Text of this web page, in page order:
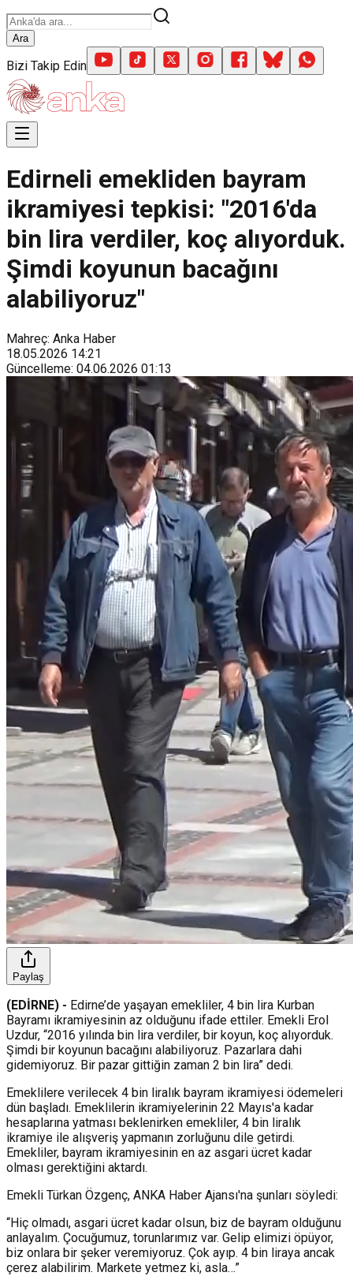
Ara
Bizi Takip Edin
Edirneli emekliden bayram
ikramiyesi tepkisi: "2016'da
bin lira verdiler, koç alıyorduk.
Şimdi koyunun bacağını
alabiliyoruz"
Mahreç: Anka Haber
18.05.2026 14:21
Güncelleme: 04.06.2026 01:13
Paylaş
(EDİRNE) - Edirne’de yaşayan emekliler, 4 bin lira Kurban
Bayramı ikramiyesinin az olduğunu ifade ettiler. Emekli Erol
Uzdur, “2016 yılında bin lira verdiler, bir koyun, koç alıyorduk.
Şimdi bir koyunun bacağını alabiliyoruz. Pazarlara dahi
gidemiyoruz. Bir pazar gittiğin zaman 2 bin lira” dedi.
Emeklilere verilecek 4 bin liralık bayram ikramiyesi ödemeleri
dün başladı. Emeklilerin ikramiyelerinin 22 Mayıs'a kadar
hesaplarına yatması beklenirken emekliler, 4 bin liralık
ikramiye ile alışveriş yapmanın zorluğunu dile getirdi.
Emekliler, bayram ikramiyesinin en az asgari ücret kadar
olması gerektiğini aktardı.
Emekli Türkan Özgenç, ANKA Haber Ajansı'na şunları söyledi:
“Hiç olmadı, asgari ücret kadar olsun, biz de bayram olduğunu
anlayalım. Çocuğumuz, torunlarımız var. Gelip elimizi öpüyor,
biz onlara bir şeker veremiyoruz. Çok ayıp. 4 bin liraya ancak
çerez alabilirim. Markete yetmez ki, asla…”